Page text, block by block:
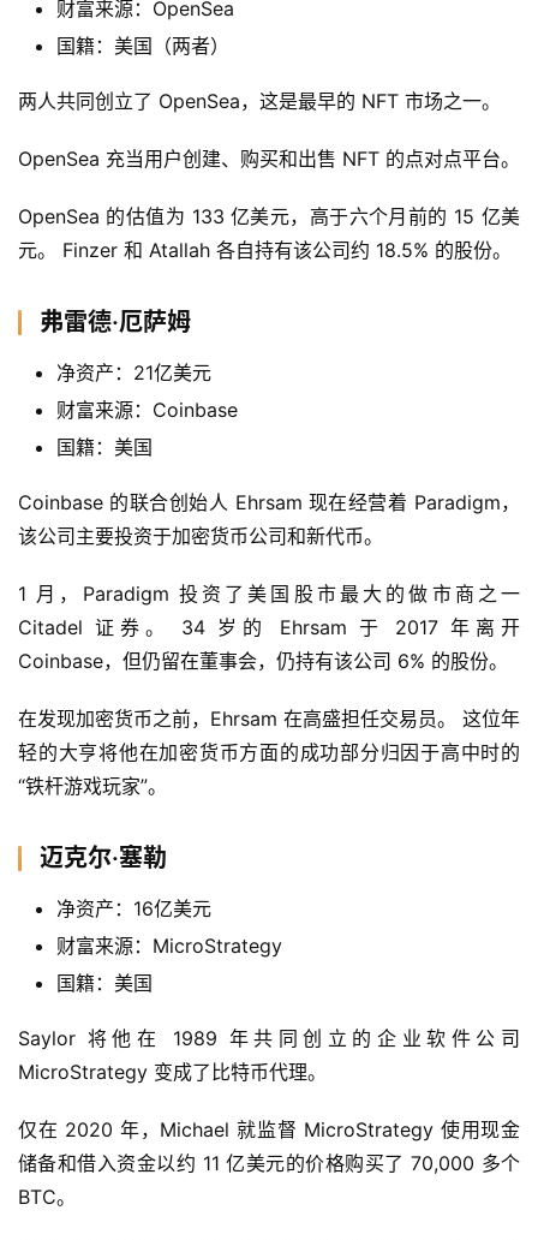
财富来源：OpenSea
国籍：美国（两者）
两人共同创立了 OpenSea，这是最早的 NFT 市场之一。
OpenSea 充当用户创建、购买和出售 NFT 的点对点平台。
OpenSea 的估值为 133 亿美元，高于六个月前的 15 亿美
元。 Finzer 和 Atallah 各自持有该公司约 18.5% 的股份。
弗雷德·厄萨姆
净资产：21亿美元
财富来源：Coinbase
国籍：美国
Coinbase 的联合创始人 Ehrsam 现在经营着 Paradigm，
该公司主要投资于加密货币公司和新代币。
1 月，Paradigm 投资了美国股市最大的做市商之一
Citadel 证券。 34 岁的 Ehrsam 于 2017 年离开
Coinbase，但仍留在董事会，仍持有该公司 6% 的股份。
在发现加密货币之前，Ehrsam 在高盛担任交易员。 这位年
轻的大亨将他在加密货币方面的成功部分归因于高中时的
“铁杆游戏玩家”。
迈克尔·塞勒
净资产：16亿美元
财富来源：MicroStrategy
国籍：美国
Saylor 将他在 1989 年共同创立的企业软件公司
MicroStrategy 变成了比特币代理。
仅在 2020 年，Michael 就监督 MicroStrategy 使用现金
储备和借入资金以约 11 亿美元的价格购买了 70,000 多个
BTC。